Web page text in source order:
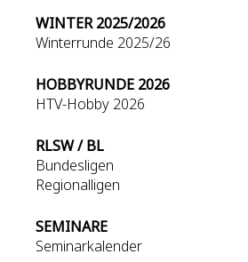
WINTER 2025/2026
Winterrunde 2025/26
HOBBYRUNDE 2026
HTV-Hobby 2026
RLSW / BL
Bundesligen
Regionalligen
SEMINARE
Seminarkalender